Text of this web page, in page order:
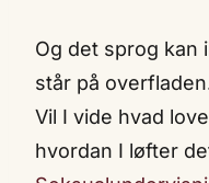
Og det sprog
står på
Vil I vide hvad
hvordan I løfter